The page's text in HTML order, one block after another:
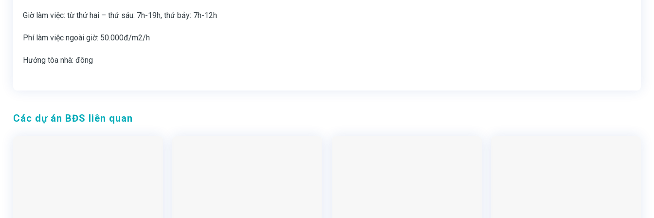
Giờ làm việc: từ thứ hai – thứ sáu: 7h-19h, thứ bảy: 7h-12h
Phí làm việc ngoài giờ: 50.000đ/m2/h
Hướng tòa nhà: đông
Các dự án BĐS liên quan